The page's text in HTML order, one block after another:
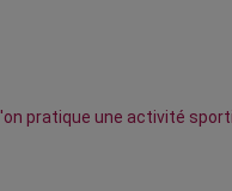
pratique une activité